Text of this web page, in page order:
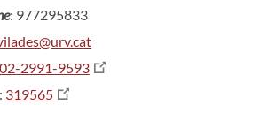
: 977295833
2991-9593
: 319565